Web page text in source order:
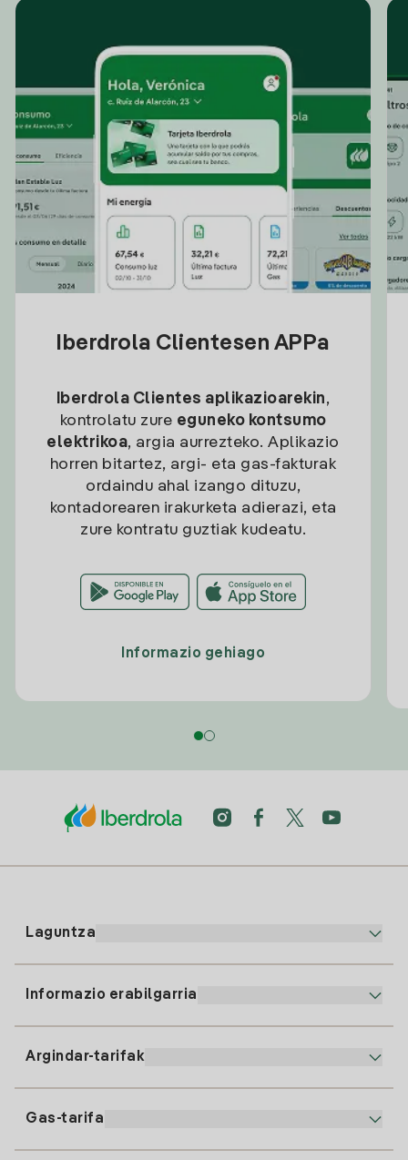
Iberdrola Clientesen APPa
Iberdrola Clientes aplikazioarekin,
kontrolatu zure eguneko kontsumo
elektrikoa, argia aurrezteko. Aplikazio
horren bitartez, argi- eta gas-fakturak
ordaindu ahal izango dituzu,
kontadorearen irakurketa adierazi, eta
zure kontratu guztiak kudeatu.
Informazio gehiago
Laguntza
91 919 52 73
clientes@tuiberdrola.es
Informazio erabilgarria
Argindar-tarifak
Gas-tarifa